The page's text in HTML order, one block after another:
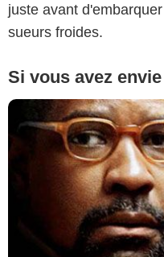
juste avant
sueurs froides.
Si vous avez